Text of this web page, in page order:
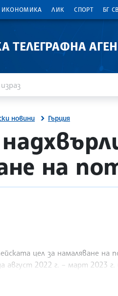
ИКОНОМИКА ЛИК СПОРТ БГ
ТЕЛЕГРАФНА
новини Гърция
на
цел за намаляване на
август 2022 г. – март 2023 г.